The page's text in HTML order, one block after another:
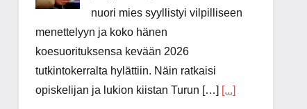
nuori mies syyllistyi vilpilliseen
menettelyyn ja koko hänen
koesuorituksensa kevään 2026
tutkintokerralta hylättiin. Näin ratkaisi
opiskelijan ja lukion kiistan Turun […] [...]